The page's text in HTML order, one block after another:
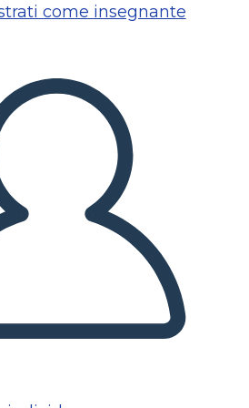
come insegnante